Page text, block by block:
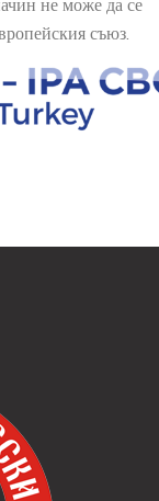
съюз.